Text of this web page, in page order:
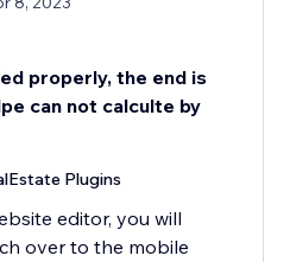
properly, the end is
can not calculte by
Plugins
editor, you will
over to the mobile